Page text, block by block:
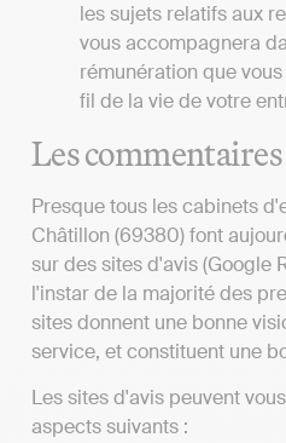
les sujets relatifs aux
vous accompagnera
rémunération que
fil de la vie de votre
Les
Presque tous les cabinets
Châtillon (69380) font
sur des sites d'avis (Google
l'instar de la majorité des
sites donnent une bonne
service, et constituent une
Les sites d'avis peuvent
aspects suivants :